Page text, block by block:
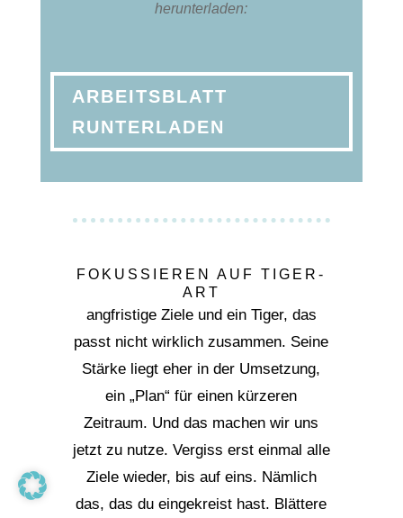
herunterladen:
ARBEITSBLATT
RUNTERLADEN
FOKUSSIEREN AUF TIGER-
ART
angfristige Ziele und ein Tiger, das
passt nicht wirklich zusammen. Seine
Stärke liegt eher in der Umsetzung,
ein „Plan“ für einen kürzeren
Zeitraum. Und das machen wir uns
jetzt zu nutze. Vergiss erst einmal alle
Ziele wieder, bis auf eins. Nämlich
das, das du eingekreist hast. Blättere